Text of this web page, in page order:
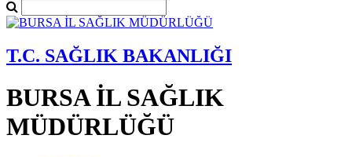
T.C. SAĞLIK BAKANLIĞI
BURSA İL SAĞLIK
MÜDÜRLÜĞÜ